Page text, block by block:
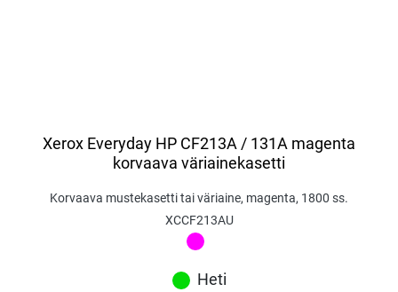
Xerox Everyday HP CF213A / 131A magenta
korvaava väriainekasetti
Korvaava mustekasetti tai väriaine, magenta, 1800 ss.
XCCF213AU
Heti